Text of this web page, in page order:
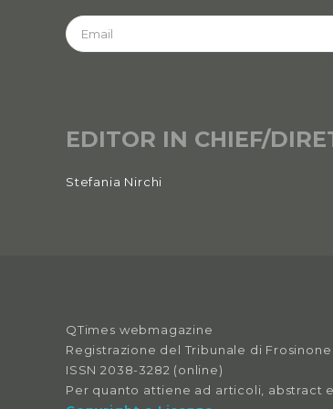
EDITOR IN CHIEF/
Stefania Nirchi
QTimes webmagazine
Registrazione del Tribunale di Frosinone
ISSN 2038-3282 (online)
Per quanto attiene ad articoli, abstract